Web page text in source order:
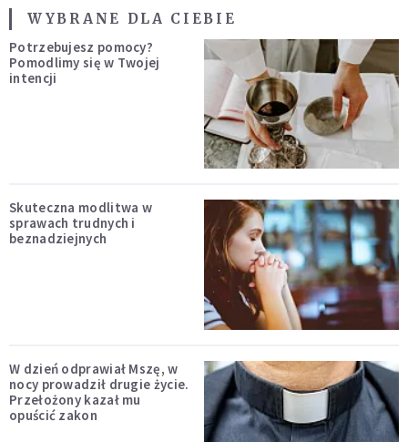
WYBRANE DLA CIEBIE
Potrzebujesz pomocy?
Pomodlimy się w Twojej
intencji
Skuteczna modlitwa w
sprawach trudnych i
beznadziejnych
W dzień odprawiał Mszę, w
nocy prowadził drugie życie.
Przełożony kazał mu
opuścić zakon